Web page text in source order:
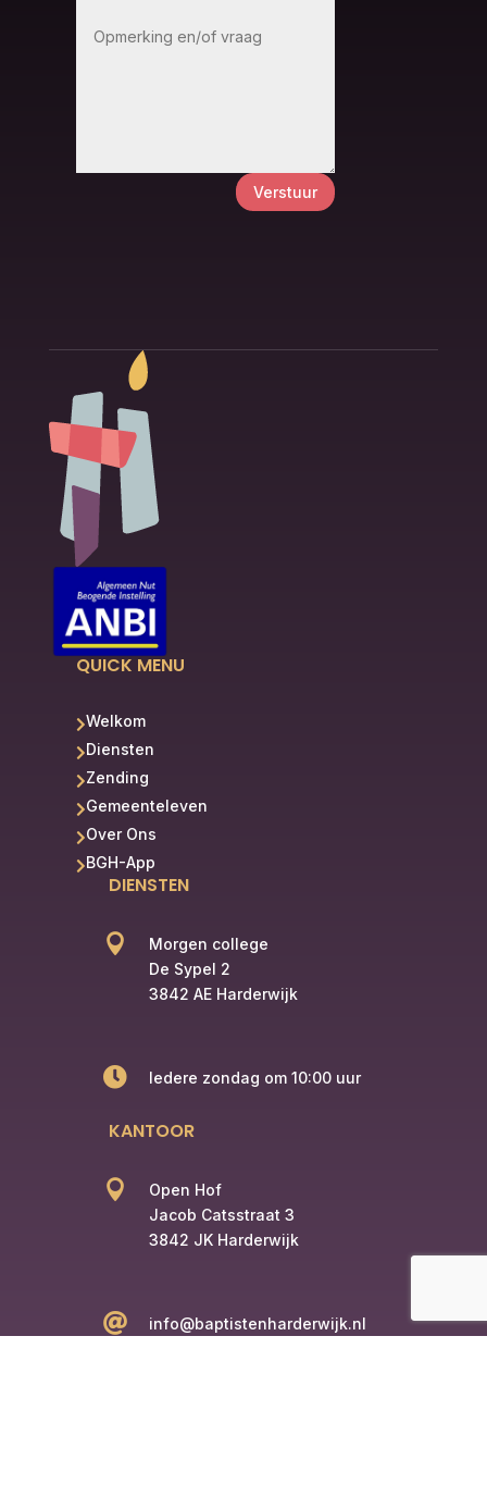
Verstuur
QUICK MENU
Welkom
Diensten
Zending
Gemeenteleven
Over Ons
BGH-App
DIENSTEN

Morgen college
De Sypel 2
3842 AE Harderwijk
 Iedere zondag om 10:00 uur
KANTOOR

Open Hof
Jacob Catsstraat 3
3842 JK Harderwijk
 info@baptistenharderwijk.nl